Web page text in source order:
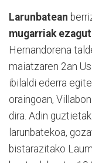
Larunbatean
mugarriak
Hernandorena
maiatzaren 2an
ibilaldi ederra
oraingoan,
dira. Adin
larunbatekoa,
bistarazitako